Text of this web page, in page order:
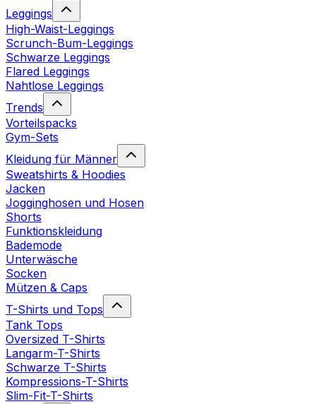
Leggings
High-Waist-Leggings
Scrunch-Bum-Leggings
Schwarze Leggings
Flared Leggings
Nahtlose Leggings
Trends
Vorteilspacks
Gym-Sets
Kleidung für Männer
Sweatshirts & Hoodies
Jacken
Jogginghosen und Hosen
Shorts
Funktionskleidung
Bademode
Unterwäsche
Socken
Mützen & Caps
T-Shirts und Tops
Tank Tops
Oversized T-Shirts
Langarm-T-Shirts
Schwarze T-Shirts
Kompressions-T-Shirts
Slim-Fit-T-Shirts